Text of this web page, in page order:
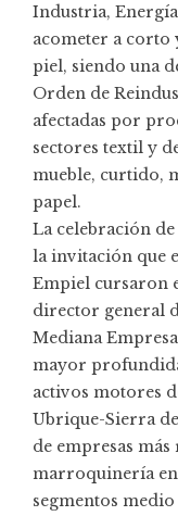
Industria,
acometer a corto
piel, siendo una
Orden de
afectadas por
sectores textil y
mueble, curtido,
papel.
La celebración de
la invitación que
Empiel cursaron
director general
Mediana
mayor
activos motores
Ubrique-Sierra
de empresas
marroquinería en
segmentos